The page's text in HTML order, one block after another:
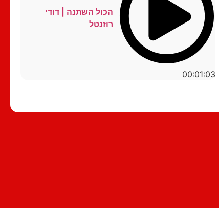
00:01:03
הכול השתנה | דודי
רוזנטל